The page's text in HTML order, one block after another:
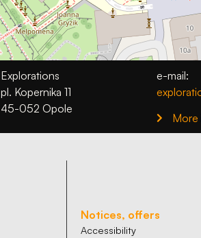
Explorations
pl. Kopernika 11
45-052 Opole
e-mail:
More
Notices, offers
Accessibility
spersonalizowanych
treści i ofert.